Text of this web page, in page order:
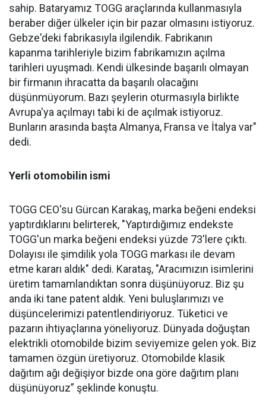
sahip. Bataryamız TOGG araçlarında kullanmasıyla
beraber diğer ülkeler için bir pazar olmasını istiyoruz.
Gebze'deki fabrikasıyla ilgilendik. Fabrikanın
kapanma tarihleriyle bizim fabrikamızın açılma
tarihleri uyuşmadı. Kendi ülkesinde başarılı olmayan
bir firmanın ihracatta da başarılı olacağını
düşünmüyorum. Bazı şeylerin oturmasıyla birlikte
Avrupa'ya açılmayı tabi ki de açılmak istiyoruz.
Bunların arasında başta Almanya, Fransa ve İtalya var"
dedi.
Yerli otomobilin ismi
TOGG CEO'su Gürcan Karakaş, marka beğeni endeksi
yaptırdıklarını belirterek, "Yaptırdığımız endekste
TOGG'un marka beğeni endeksi yüzde 73'lere çıktı.
Dolayısı ile şimdilik yola TOGG markası ile devam
etme kararı aldık" dedi. Karataş, "Aracımızın isimlerini
üretim tamamlandıktan sonra düşünüyoruz. Biz şu
anda iki tane patent aldık. Yeni buluşlarımızı ve
düşüncelerimizi patentlendiriyoruz. Tüketici ve
pazarın ihtiyaçlarına yöneliyoruz. Dünyada doğuştan
elektrikli otomobilde bizim seviyemize gelen yok. Biz
tamamen özgün üretiyoruz. Otomobilde klasik
dağıtım ağı değişiyor bizde ona göre dağıtım planı
düşünüyoruz” şeklinde konuştu.